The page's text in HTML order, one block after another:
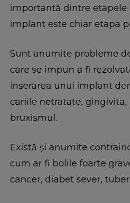
importantă dintre etapele
implant este chiar etapa
Sunt anumite probleme
care se impun a fi
inserarea unui implant
cariile netratate, gingivita,
bruxismul.
Există și anumite
cum ar fi bolile foarte
cancer, diabet sever,